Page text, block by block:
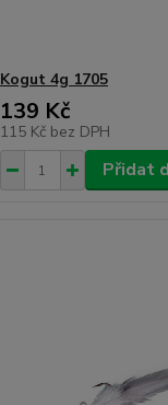
Kogut 4g 1705
139 Kč
115 Kč bez DPH
Přidat